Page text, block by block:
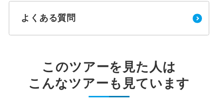
よくある質問
このツアーを見た人は
こんなツアーも見ています